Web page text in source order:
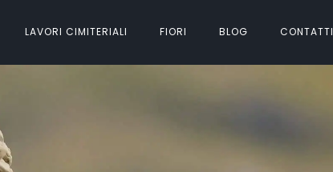
LAVORI CIMITERIALI FIORI BLOG CONTATTI